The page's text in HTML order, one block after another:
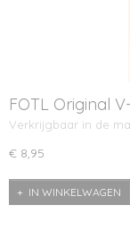
FOTL Original
Verkrijgbaar in de
€ 8,95
IN WINKELWAGEN